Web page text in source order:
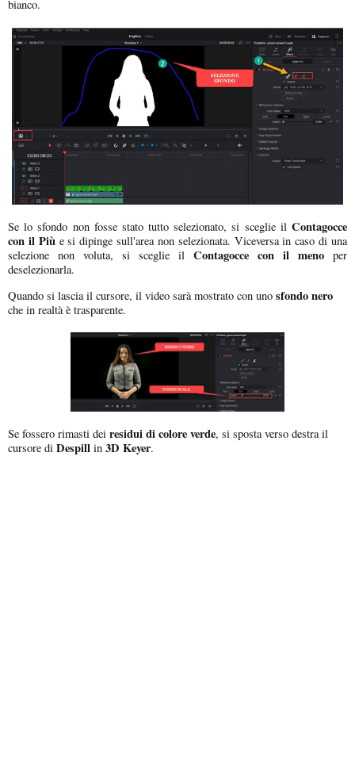
bianco.
Se lo sfondo non fosse stato tutto selezionato, si sceglie il Contagocce
con il Piùe si dipinge sull'area non selezionata. Viceversa in caso di una
selezione non voluta, si sceglie il Contagocce con il meno per
deselezionarla.
Quando si lascia il cursore, il video sarà mostrato con uno sfondo nero
che in realtà è trasparente.
Se fossero rimasti dei residui di colore verde, si sposta verso destra il
cursore di Despill in 3D Keyer.